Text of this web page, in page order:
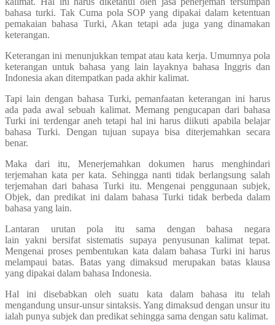
bahasa turki. Tak Cuma pola SOP yang dipakai dalam ketentuan
pemakaian bahasa Turki, Akan tetapi ada juga yang dinamakan
keterangan.
Keterangan ini menunjukkan tempat atau kata kerja. Umumnya pola
keterangan untuk bahasa yang lain layaknya bahasa Inggris dan
Indonesia akan ditempatkan pada akhir kalimat.
Tapi lain dengan bahasa Turki, pemanfaatan keterangan ini harus
ada pada awal sebuah kalimat. Memang pengucapan dari bahasa
Turki ini terdengar aneh tetapi hal ini harus diikuti apabila belajar
bahasa Turki. Dengan tujuan supaya bisa diterjemahkan secara
benar.
Maka dari itu, Menerjemahkan dokumen harus menghindari
terjemahan kata per kata. Sehingga nanti tidak berlangsung salah
terjemahan dari bahasa Turki itu. Mengenai penggunaan subjek,
Objek, dan predikat ini dalam bahasa Turki tidak berbeda dalam
bahasa yang lain.
Lantaran urutan pola itu sama dengan bahasa negara
lain yakni bersifat sistematis supaya penyusunan kalimat tepat.
Mengenai proses pembentukan kata dalam bahasa Turki ini harus
melampaui batas. Batas yang dimaksud merupakan batas klausa
yang dipakai dalam bahasa Indonesia.
Hal ini disebabkan oleh suatu kata dalam bahasa itu telah
mengandung unsur-unsur sintaksis. Yang dimaksud dengan unsur itu
ialah punya subjek dan predikat sehingga sama dengan satu kalimat.